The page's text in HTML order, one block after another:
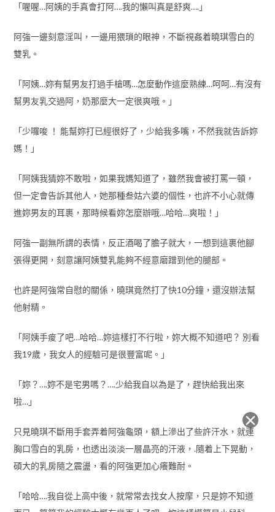
「喔喔…阿姨的手真會打阿….我的懶叫真是舒爽….」
阿強一邊刻意淫叫，一邊用猥瑣的眼神，不斷視姦着曉琪雪白的
雙乳。
「阿姨…妳有幫男友打過手槍嗎…怎麼動作這麼熟練…呵呵…有沒有
幫男友乳交過阿，奶那麼大一定很爽哦。」
「少囉唆 ！ 能幫妳打已經很好了，少給我多嘴，不然我就告訴妳
媽！」
「阿姨我猜妳不敢啦，如果我媽知道了，雖然我會被打罵一頓，
但一定會告訴其他人，她那種叁姑六婆的個性，也許不小心就傳
進妳男友的耳裹，那時候看妳怎麼辦哦…哈哈…爽啦！」
阿強一副無所謂的表情，反正酒喝了膽子就大，一想到這裹他腳
張得更開，刻意讓阿姨雙乳能夠不經意磨蹭到他的腿部。
也許是阿強常自慰的關係，曉琪竟然打了快10分鐘，還沒辦法幫
他射精。
「阿姨手痠了吧…哈哈…妳這樣打不行啦，妳大概不知道吧？ 別看
我19歲，我女人的經驗可是很豐富呢。」
「妳？….妳不是宅男嗎？….少給我自以為是了，趕快給我出來
啦…」
只見曉琪不斷用手套弄着阿強龜頭，額上滲出了些許汗水，就連
胸口雪白的乳房，也透出淡淡一層晶亮的汗液，.隨着上下晃動，
碩大的乳房隨之震盪，看的阿強更加心癢難耐。
「哈哈….我自從上高中後，就常常去找女人按摩，只是妳不知道